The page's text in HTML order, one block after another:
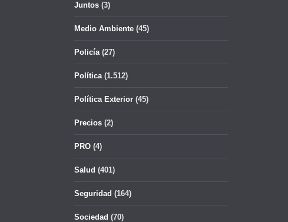
Juntos (3)
Medio Ambiente (45)
Policía(27)
Política(1.512)
Política Exterior (45)
Precios (2)
PRO (4)
Salud (401)
Seguridad (164)
Sociedad (70)